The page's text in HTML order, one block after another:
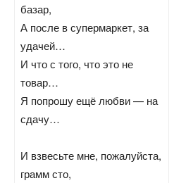
базар,
А после в супермаркет, за
удачей…
И что с того, что это не
товар…
Я попрошу ещё любви — на
сдачу…
И взвесьте мне, пожалуйста,
грамм сто,